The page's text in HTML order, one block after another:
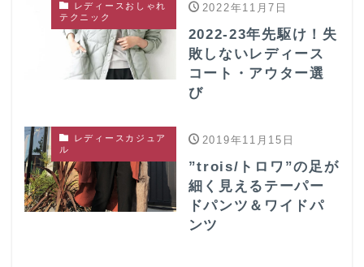
レディースおしゃれ
テクニック
2022年11月7日
2022-23年先駆け！失
敗しないレディース
コート・アウター選
び
レディースカジュア
ル
2019年11月15日
”trois/トロワ”の足が
細く見えるテーパー
ドパンツ＆ワイドパ
ンツ